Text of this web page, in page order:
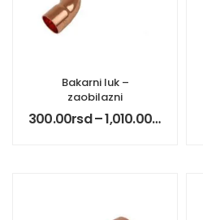
Bakarni luk –
zaobilazni
300.00rsd–1,010.00rsd